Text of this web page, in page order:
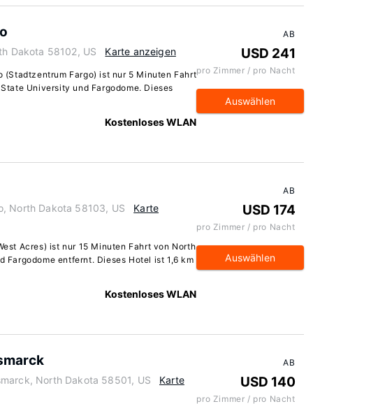
Dakota 58102, US Karte anzeigen
(Stadtzentrum Fargo) ist nur 5 Minuten Fahrt
University und Fargodome. Dieses
Kostenloses WLAN
AB
USD 241
pro Zimmer / pro Nacht
Auswählen
North Dakota 58103, US
Karte
Acres) ist nur 15 Minuten Fahrt von North
Fargodome entfernt. Dieses Hotel ist 1,6 km
Kostenloses WLAN
AB
USD 174
pro Zimmer / pro Nacht
Auswählen
North Dakota 58501, US
Karte
AB
USD 140
pro Zimmer / pro Nacht